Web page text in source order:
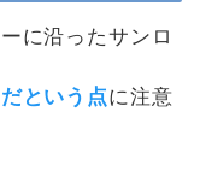
に沿ったサンロ
という点に注意